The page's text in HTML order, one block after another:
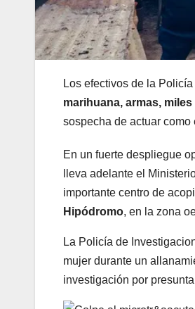
Los efectivos de la
marihuana, armas,
sospecha de actuar
En un fuerte despliegue
lleva adelante el
importante centro de
Hipódromo, en la zona
La Policía de
mujer durante un
investigación por